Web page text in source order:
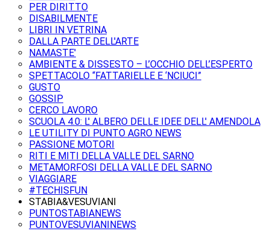
PER DIRITTO
DISABILMENTE
LIBRI IN VETRINA
DALLA PARTE DELL'ARTE
NAMASTE'
AMBIENTE & DISSESTO – L’OCCHIO DELL’ESPERTO
SPETTACOLO “FATTARIELLE E ‘NCIUCI”
GUSTO
GOSSIP
CERCO LAVORO
SCUOLA 4.0: L' ALBERO DELLE IDEE DELL' AMENDOLA
LE UTILITY DI PUNTO AGRO NEWS
PASSIONE MOTORI
RITI E MITI DELLA VALLE DEL SARNO
METAMORFOSI DELLA VALLE DEL SARNO
VIAGGIARE
#TECHISFUN
STABIA&VESUVIANI
PUNTOSTABIANEWS
PUNTOVESUVIANINEWS